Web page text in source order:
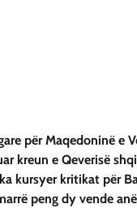
për Maqedoninë e
kreun e Qeverisë
kursyer kritikat për
peng dy vende